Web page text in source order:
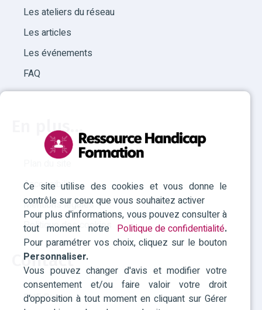
Ce site utilise des cookies et vous donne le
contrôle sur ceux que vous souhaitez activer
Pour plus d'informations, vous pouvez consulter à
tout moment notre Politique de confidentialité.
Pour paramétrer vos choix, cliquez sur le bouton
Personnaliser.
Vous pouvez changer d'avis et modifier votre
consentement et/ou faire valoir votre droit
d'opposition à tout moment en cliquant sur Gérer
Les ateliers du réseau
Les articles
Les événements
FAQ
En plus...
Plan du site
Accessibilité
Mentions légales
Politique des cookies
Contact
RHF Paca